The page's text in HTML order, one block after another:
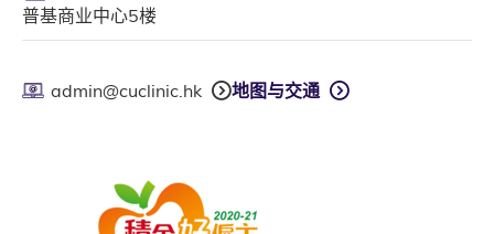
普基商业中心5楼
admin@cuclinic.hk 地图与交通